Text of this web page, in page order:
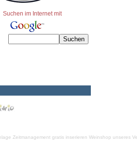
Suchen im Internet mit
Zeitmanagement gratis inserieren Weinshop unseres